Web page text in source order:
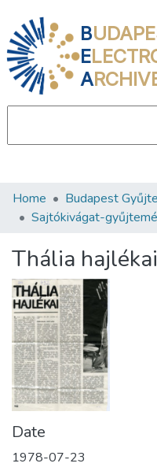
B
E
A
Communities &
Statistics
About us
Home Budapest
Sajtókivágat-
Thália hajlékai
Date
1978-07-23